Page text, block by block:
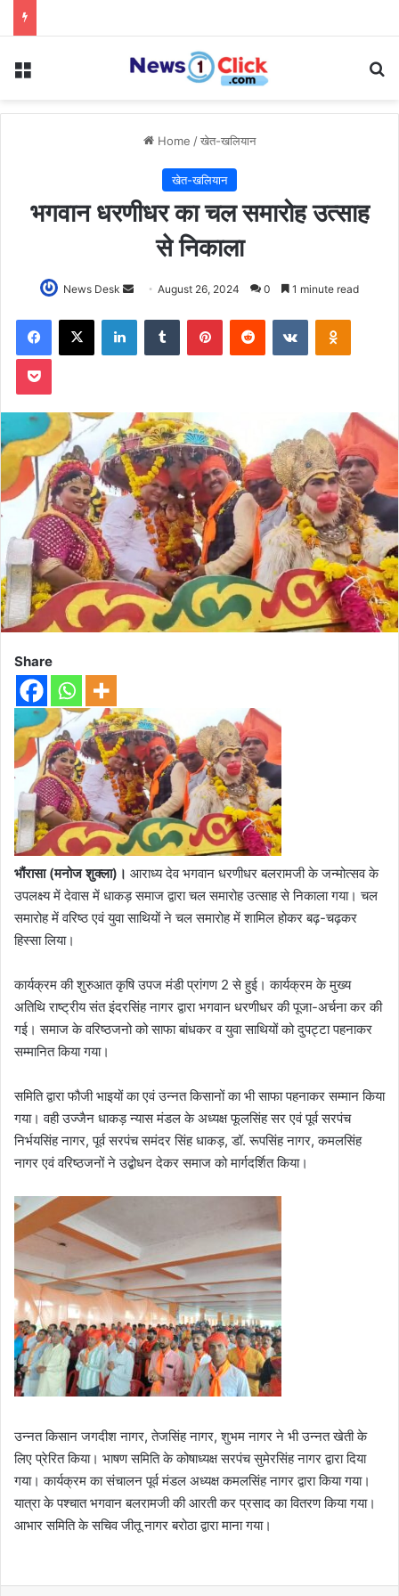
Menu
Home /खेत-खलियान
खेत-खलियान
भगवान धरणीधर का चल समारोह उत्साह
से निकाला
News Desk
Send
email
August 26, 2024 0 1 minute read
Facebook
X LinkedInTumblr PinterestReddit VKontakte
Pocket
Share
भौंरासा (मनोज शुक्ला)। आराध्य देव भगवान धरणीधर बलरामजी के जन्मोत्सव के
उपलक्ष्य में देवास में धाकड़ समाज द्वारा चल समारोह उत्साह से निकाला गया। चल
समारोह में वरिष्ठ एवं युवा साथियों ने चल समारोह में शामिल होकर बढ़-चढ़कर
हिस्सा लिया।
कार्यक्रम की शुरुआत कृषि उपज मंडी प्रांगण 2 से हुई। कार्यक्रम के मुख्य
अतिथि राष्ट्रीय संत इंदरसिंह नागर द्वारा भगवान धरणीधर की पूजा-अर्चना कर की
गई। समाज के वरिष्ठजनो को साफा बांधकर व युवा साथियों को दुपट्टा पहनाकर
सम्मानित किया गया।
समिति द्वारा फौजी भाइयों का एवं उन्नत किसानों का भी साफा पहनाकर सम्मान किया
गया। वही उज्जैन धाकड़ न्यास मंडल के अध्यक्ष फूलसिंह सर एवं पूर्व सरपंच
निर्भयसिंह नागर, पूर्व सरपंच समंदर सिंह धाकड़, डॉ. रूपसिंह नागर, कमलसिंह
नागर एवं वरिष्ठजनों ने उद्बोधन देकर समाज को मार्गदर्शित किया।
उन्नत किसान जगदीश नागर, तेजसिंह नागर, शुभम नागर ने भी उन्नत खेती के
लिए प्रेरित किया। भाषण समिति के कोषाध्यक्ष सरपंच सुमेरसिंह नागर द्वारा दिया
गया। कार्यक्रम का संचालन पूर्व मंडल अध्यक्ष कमलसिंह नागर द्वारा किया गया।
यात्रा के पश्चात भगवान बलरामजी की आरती कर प्रसाद का वितरण किया गया।
आभार समिति के सचिव जीतू नागर बरोठा द्वारा माना गया।